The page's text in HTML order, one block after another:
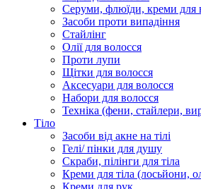
Серуми, флюїди, креми для
Засоби проти випадіння
Стайлінг
Олії для волосся
Проти лупи
Щітки для волосся
Аксесуари для волосся
Набори для волосся
Техніка (фени, стайлери,
Тіло
Засоби від акне на тілі
Гелі/ пінки для душу
Скраби, пілінги для тіла
Креми для тіла (лосьйони,
Креми для рук